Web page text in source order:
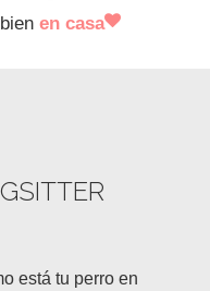
en casa
está tu perro en